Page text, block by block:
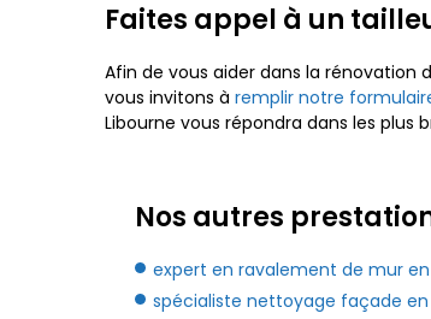
Faites appel à un
Afin de vous aider dans la rénovation
vous invitons à remplir notre
Libourne vous répondra dans les plus
Nos autres
expert en ravalement de mur en
spécialiste nettoyage façade en